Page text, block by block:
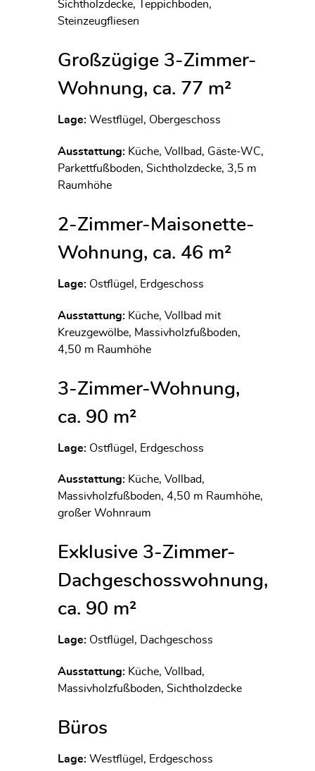
Sichtholzdecke, Teppichboden,
Steinzeugfliesen
Großzügige 3-Zimmer-
Wohnung, ca. 77 m²
Lage: Westflügel, Obergeschoss
Ausstattung: Küche, Vollbad, Gäste-WC,
Parkettfußboden, Sichtholzdecke, 3,5 m
Raumhöhe
2-Zimmer-Maisonette-
Wohnung, ca. 46 m²
Lage: Ostflügel, Erdgeschoss
Ausstattung: Küche, Vollbad mit
Kreuzgewölbe, Massivholzfußboden,
4,50 m Raumhöhe
3-Zimmer-Wohnung,
ca. 90 m²
Lage: Ostflügel, Erdgeschoss
Ausstattung: Küche, Vollbad,
Massivholzfußboden, 4,50 m Raumhöhe,
großer Wohnraum
Exklusive 3-Zimmer-
Dachgeschosswohnung,
ca. 90 m²
Lage: Ostflügel, Dachgeschoss
Ausstattung: Küche, Vollbad,
Massivholzfußboden, Sichtholzdecke
Büros
Lage: Westflügel, Erdgeschoss